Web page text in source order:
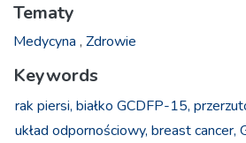
Tematy
Medycyna , Zdrowie
Keywords
rak piersi, białko GCDFP-15,
układ odpornościowy, breast cancer,